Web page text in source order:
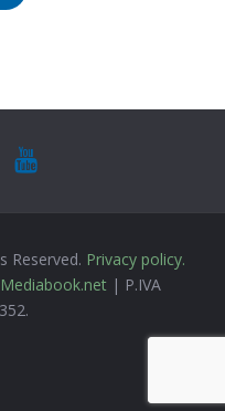
Reserved. Privacy policy.
Mediabook.net | P.IVA